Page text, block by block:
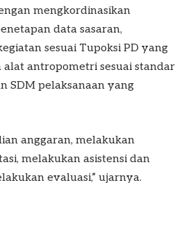
mengkordinasikan
data sasaran,
sesuai Tupoksi PD yang
antropometri sesuai standar
SDM pelaksanaan yang
anggaran, melakukan
melakukan asistensi dan
evaluasi,” ujarnya.